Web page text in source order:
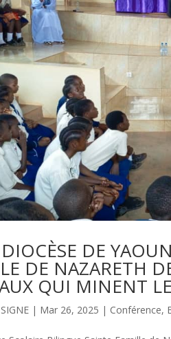
DE
DE NAZARETH
QUI MINENT
| Mar 26, 2025 | Conférence,